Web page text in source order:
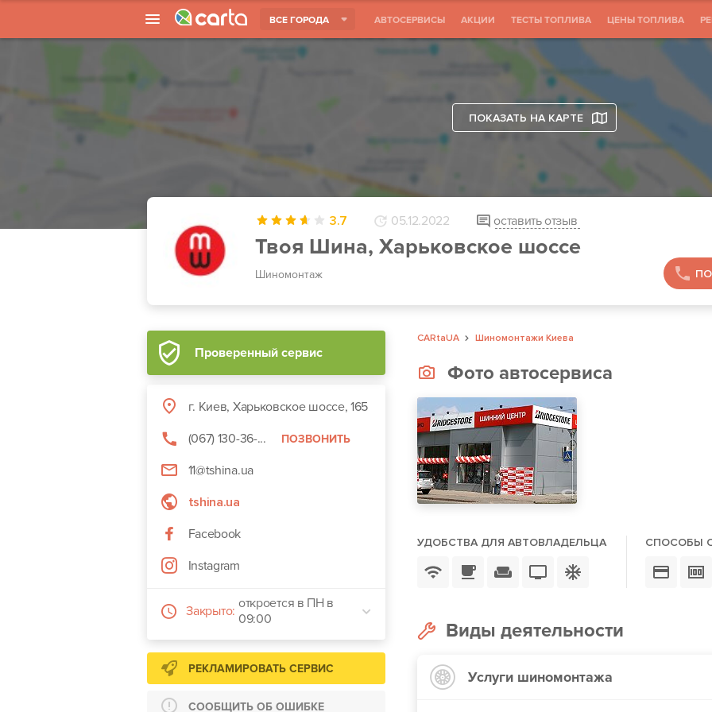
ВСЕ ГОРОДА АВТОСЕРВИСЫ АКЦИИ ТЕСТЫ ТОПЛИВА ЦЕНЫ ТОПЛИВА
ПОКАЗАТЬ НА КАРТЕ
3.7 05.12.2022 оставить отзыв
Твоя Шина, Харьковское шоссе
Шиномонтаж
Проверенный сервис
г. Киев, Харьковское шоссе, 165
(067) 130-36-...
ПОЗВОНИТЬ
11@tshina.ua
tshina.ua
Facebook
Instagram
Закрыто: откроется в ПН в
09:00
РЕКЛАМИРОВАТЬ СЕРВИС
СООБЩИТЬ ОБ ОШИБКЕ
CARtaUA Шиномонтажи Киева
Фото автосервиса
УДОБСТВА ДЛЯ АВТОВЛАДЕЛЬЦА СПОСОБЫ
Виды деятельности
Услуги шиномонтажа